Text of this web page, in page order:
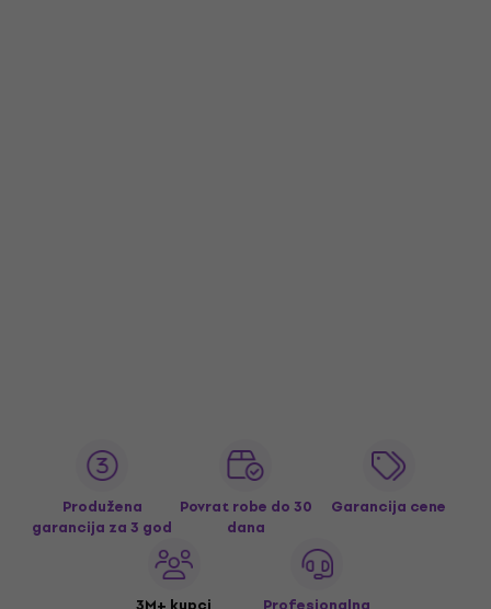
Produžena
garancija za 3 god
Povrat robe do 30
dana
Garancija cene